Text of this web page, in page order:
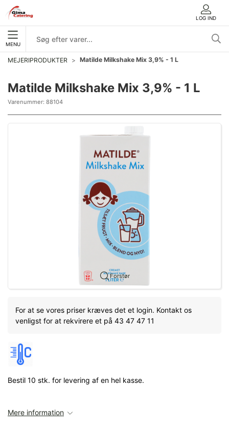
LOG IND
MENU
MEJERIPRODUKTER Matilde Milkshake Mix 3,9% - 1 L
Matilde Milkshake Mix 3,9% - 1 L
Varenummer: 88104
Forstør
For at se vores priser kræves det et login. Kontakt os
venligst for at rekvirere et på 43 47 47 11
Bestil 10 stk. for levering af en hel kasse.
Mere information